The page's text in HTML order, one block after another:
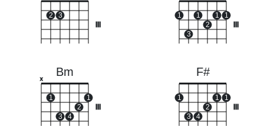
2 3 1
3
1
2
1 1
Bm
x
1
3 4
2
1
F#
1
3 4
2
1 1